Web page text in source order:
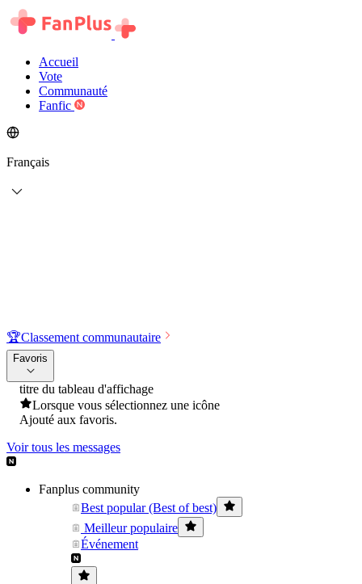
Accueil
Vote
Communauté
Fanfic
Français
🏆Classement communautaire
Favoris
titre du tableau d'affichage
Lorsque vous sélectionnez une icône
Ajouté aux favoris.
Voir tous les messages
Fanplus community
Best popular (Best of best)
Meilleur populaire
Événement